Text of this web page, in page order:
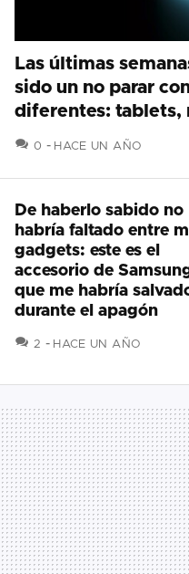
Las últimas
sido un no parar
diferentes: tablets,
0 COMENTARIOS
HACE UN AÑO
De haberlo sabido no
habría faltado entre
gadgets: este es el
accesorio de
que me habría
durante el apagón
2 COMENTARIOS
HACE UN AÑO